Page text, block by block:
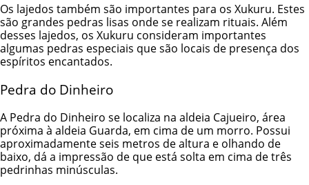
Os lajedos também são importantes para os Xukuru. Estes
são grandes pedras lisas onde se realizam rituais. Além
desses lajedos, os Xukuru consideram importantes
algumas pedras especiais que são locais de presença dos
espíritos encantados.
Pedra do Dinheiro
A Pedra do Dinheiro se localiza na aldeia Cajueiro, área
próxima à aldeia Guarda, em cima de um morro. Possui
aproximadamente seis metros de altura e olhando de
baixo, dá a impressão de que está solta em cima de três
pedrinhas minúsculas.